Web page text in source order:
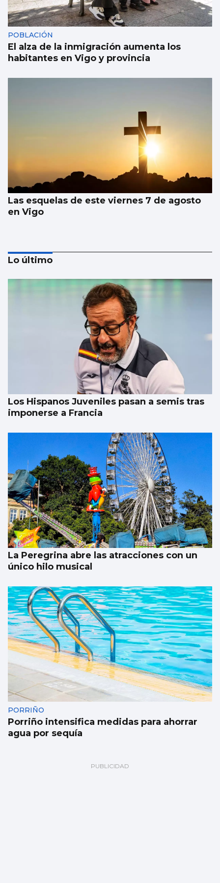
POBLACIÓN
El alza de la inmigración aumenta los
habitantes en Vigo y provincia
Las esquelas de este viernes 7 de agosto
en Vigo
Pulseras para disfrutar en Castrelos del
primer Fnac Live
Lo último
Los Hispanos Juveniles pasan a semis tras
imponerse a Francia
La Peregrina abre las atracciones con un
único hilo musical
PORRIÑO
Porriño intensifica medidas para ahorrar
agua por sequía